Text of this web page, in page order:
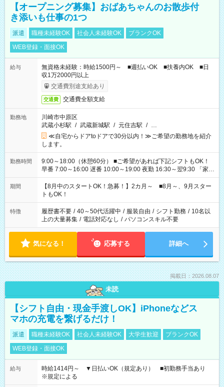
【オープニング募集】おばあちゃんのお散歩付
き添いも仕事の1つ
派遣 職種未経験OK 社会人未経験OK
ブランクOK
WEB登録・面接OK
給与
無資格未経験：時給1500円～ ■週払いOK ■扶養内OK ■日
収1万2000円以上
交通費別途支給あり
交通費 交通費全額支給
勤務地
川崎市中原区
武蔵小杉駅 / 武蔵新城駅 / 元住吉駅 / …
≪自宅からドアtoドアで30分以内！≫ご希望の勤務地を紹介
します。
勤務時間
9:00～18:00（休憩60分） ■ご希望があれば下記シフトもOK！
早番 7:00～16:00 遅番 10:00～19:00 夜勤 16:30～翌9:30 「家族
と休みを合わせたい」 「余裕を持って夕飯の準備がしたい」
「できれば残業はしたくない」 など、ご希望を教えてください
ね。 ※Wワーク希望の方へ 今ご覧のお仕事で希望する勤務時間
と、もう1つのお仕事の勤務時間。 合計で週40時間を超える場
合は応募できません。
期間
【8月中のスタートOK！急募！】2カ月～ ■8月～、9月スター
トもOK！
特徴 履歴書不要 / 40～50代活躍中 / 服装自由 / シフト勤務 / 10名以
上の大量募集 / 電話対応なし / パソコンスキル不要
気になる！ 応募する 詳細へ
掲載日：2026.08.07
未読
【シフト自由・現金手渡しOK】iPhoneなどス
マホの充電を繋げるだけ！
派遣 職種未経験OK 社会人未経験OK 大学生歓迎
ブランクOK
WEB登録・面接OK
給与
時給1414円～ ▼日払いOK（規定あり） ■初勤務手当あり
※規定による